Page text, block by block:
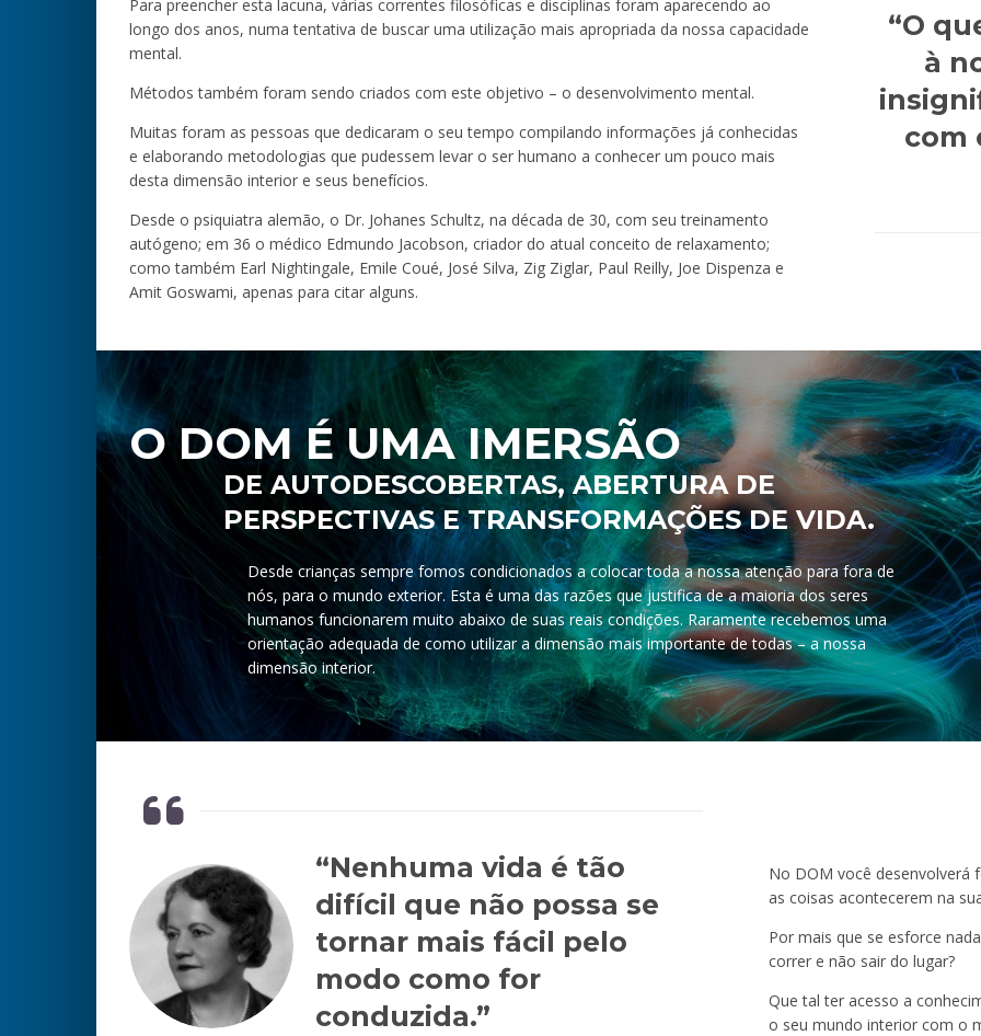
Para preencher esta lacuna, várias correntes filosóficas e disciplinas foram aparecendo ao
longo dos anos, numa tentativa de buscar uma utilização mais apropriada da nossa capacidade
mental.
Métodos também foram sendo criados com este objetivo – o desenvolvimento mental.
Muitas foram as pessoas que dedicaram o seu tempo compilando informações já conhecidas
e elaborando metodologias que pudessem levar o ser humano a conhecer um pouco mais
desta dimensão interior e seus benefícios.
Desde o psiquiatra alemão, o Dr. Johanes Schultz, na década de 30, com seu treinamento
autógeno; em 36 o médico Edmundo Jacobson, criador do atual conceito de relaxamento;
como também Earl Nightingale, Emile Coué, José Silva, Zig Ziglar, Paul Reilly, Joe Dispenza e
Amit Goswami, apenas para citar alguns.
“O
à
com
O DOM É UMA IMERSÃO
DE AUTODESCOBERTAS, ABERTURA DE
PERSPECTIVAS E TRANSFORMAÇÕES DE VIDA.
Desde crianças sempre fomos condicionados a colocar toda a nossa atenção para fora de
nós, para o mundo exterior. Esta é uma das razões que justifica de a maioria dos seres
humanos funcionarem muito abaixo de suas reais condições. Raramente recebemos uma
orientação adequada de como utilizar a dimensão mais importante de todas – a nossa
dimensão interior.
“Nenhuma vida é tão
difícil que não possa se
tornar mais fácil pelo
modo como for
conduzida.”
No DOM você desenvolverá
as coisas acontecerem na
Por mais que se esforce
correr e não sair do lugar?
Que tal ter acesso a
o seu mundo interior com o